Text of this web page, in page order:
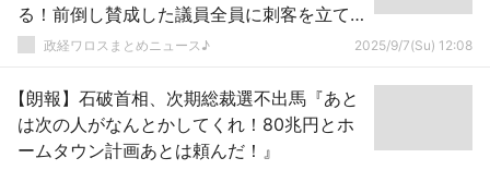
る！前倒し賛成した議員全員に刺客を立て
ることだってできる！」ｗｗｗｗｗｗｗｗ
政経ワロスまとめニュース♪ 2025/9/7(Su) 12:08
【朗報】石破首相、次期総裁選不出馬『あと
は次の人がなんとかしてくれ！80兆円とホ
ームタウン計画あとは頼んだ！』